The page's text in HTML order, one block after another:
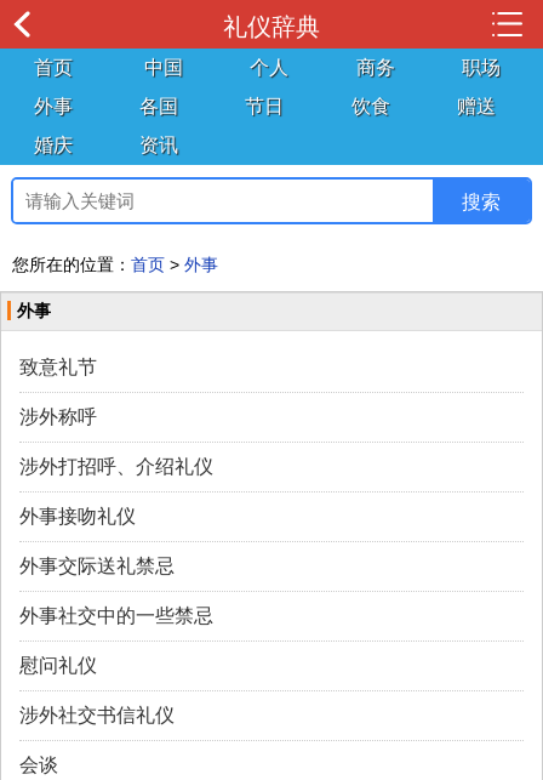
礼仪辞典
首页 中国 个人 商务
职场
外事
各国 节日 饮食
赠送
婚庆
资讯
您所在的位置： 首页 > 外事
外事
致意礼节
涉外称呼
涉外打招呼、介绍礼仪
外事接吻礼仪
外事交际送礼禁忌
外事社交中的一些禁忌
慰问礼仪
涉外社交书信礼仪
会谈